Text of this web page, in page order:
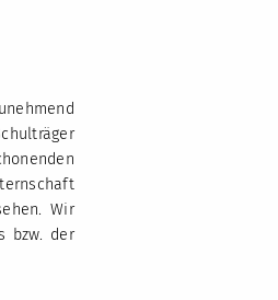
Wir
bzw. der